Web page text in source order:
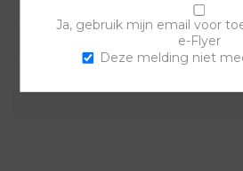
Kunststof
Ja, gebruik mijn email voor
e-Flyer
Deze melding niet